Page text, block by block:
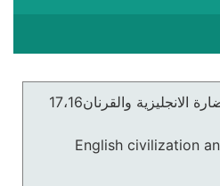
الانجليزية والقرنان17،16
English civilization